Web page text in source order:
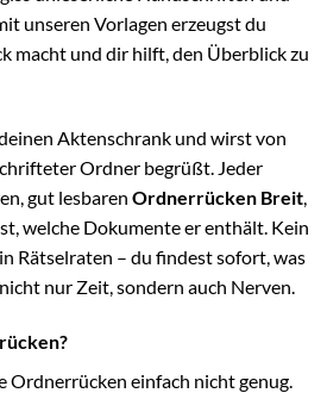
unseren Vorlagen erzeugst du
macht und dir hilft, den Überblick zu
Aktenschrank und wirst von
Ordner begrüßt. Jeder
gut lesbaren Ordnerrücken Breit,
welche Dokumente er enthält. Kein
Rätselraten – du findest sofort, was
nur Zeit, sondern auch Nerven.
Ordnerrücken einfach nicht genug.